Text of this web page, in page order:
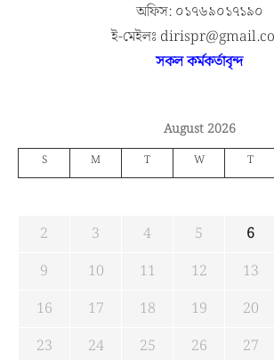
অফিস: ০১৭৬৯০১৭১৯০
ই-মেইলঃ
সকল কর্মকর্তাবৃন্দ
August 2026
S M T W T
2
3 4 5 6
9
10 11 12 13
16
17 18 19 20
23
24 25 26 27